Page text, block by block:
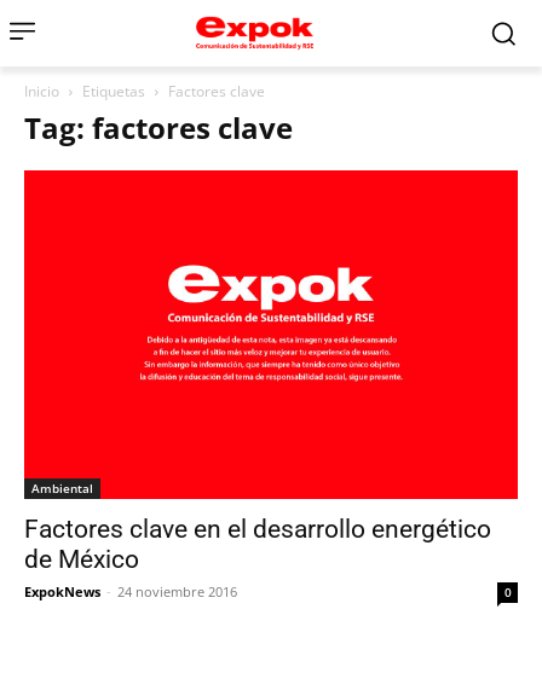
Inicio Etiquetas Factores clave
Tag: factores clave
Ambiental
Factores clave en el desarrollo energético
de México
ExpokNews - 24 noviembre 2016 0